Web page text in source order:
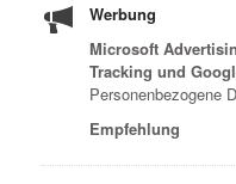
Werbung
Microsoft
Tracking und
Personenbezogene
Empfehlung